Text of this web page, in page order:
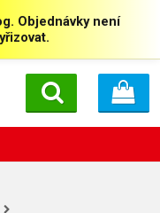
Objednávky není